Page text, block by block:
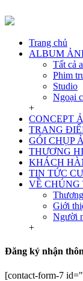
Trang chủ
ALBUM
Tất cả
Phim
Studio
Ngoại
+
CONCEPT
TRANG
GÓI CHỤP
THƯƠNG
KHÁCH
TIN TỨC
VỀ CHÚNG
Giới
Người
+
Đăng ký nhận
[contact-form-7